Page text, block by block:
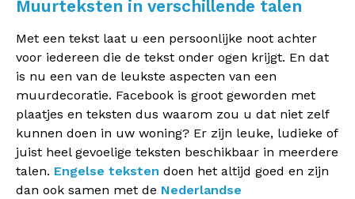
Muurteksten in verschillende talen
Met een tekst laat u een persoonlijke noot achter
voor iedereen die de tekst onder ogen krijgt. En dat
is nu een van de leukste aspecten van een
muurdecoratie. Facebook is groot geworden met
plaatjes en teksten dus waarom zou u dat niet zelf
kunnen doen in uw woning? Er zijn leuke, ludieke of
juist heel gevoelige teksten beschikbaar in meerdere
talen. Engelse teksten doen het altijd goed en zijn
dan ook samen met de Nederlandse